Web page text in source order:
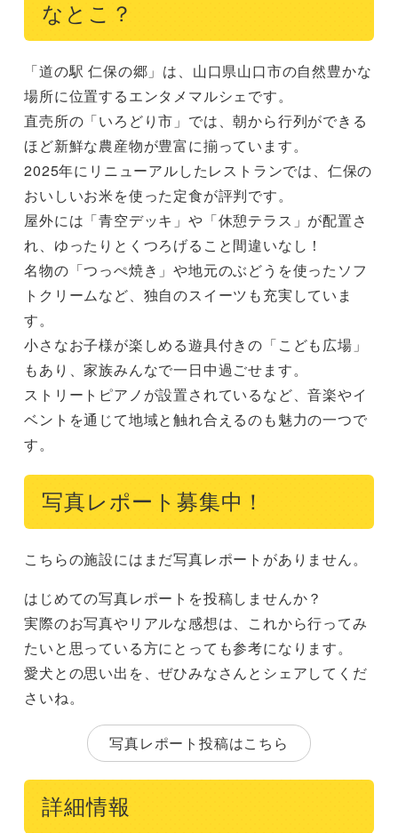
なとこ？
「道の駅 仁保の郷」は、山口県山口市の自然豊かな
場所に位置するエンタメマルシェです。
直売所の「いろどり市」では、朝から行列ができる
ほど新鮮な農産物が豊富に揃っています。
2025年にリニューアルしたレストランでは、仁保の
おいしいお米を使った定食が評判です。
屋外には「青空デッキ」や「休憩テラス」が配置さ
れ、ゆったりとくつろげること間違いなし！
名物の「つっぺ焼き」や地元のぶどうを使ったソフ
トクリームなど、独自のスイーツも充実していま
す。
小さなお子様が楽しめる遊具付きの「こども広場」
もあり、家族みんなで一日中過ごせます。
ストリートピアノが設置されているなど、音楽やイ
ベントを通じて地域と触れ合えるのも魅力の一つで
す。
写真レポート募集中！
こちらの施設にはまだ写真レポートがありません。
はじめての写真レポートを投稿しませんか？
実際のお写真やリアルな感想は、これから行ってみ
たいと思っている方にとっても参考になります。
愛犬との思い出を、ぜひみなさんとシェアしてくだ
さいね。
写真レポート投稿はこちら
詳細情報